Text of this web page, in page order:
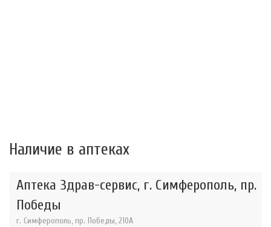
Наличие в аптеках
Аптека Здрав-сервис, г. Симферополь, пр.
Победы
г. Симферополь, пр. Победы, 210A